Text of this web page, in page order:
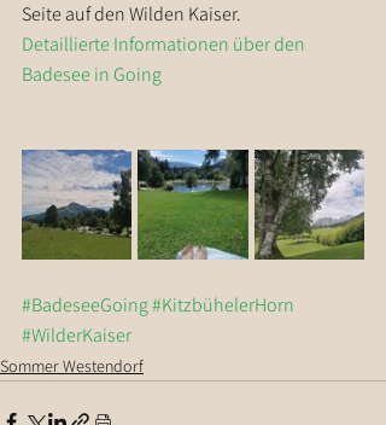
Seite auf den Wilden Kaiser.
Detaillierte Informationen über den
Badesee in Going
#BadeseeGoing#KitzbühelerHorn
#WilderKaiser
Sommer Westendorf